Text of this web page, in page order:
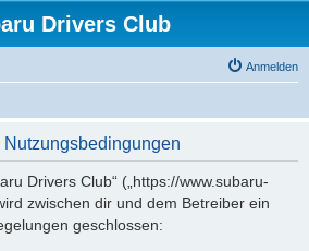
Drivers Club
Anmelden
Drivers Club“ („https://www.subaru-
zwischen dir und dem Betreiber ein
geschlossen: